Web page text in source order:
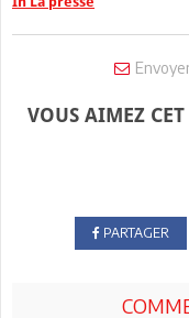
VOUS AIMEZ CET
PARTAGER